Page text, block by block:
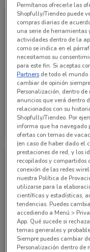
-4
Waldos
Caduca Lunes
Permítanos ofrecerle las
Shopfully/Tiendeo puede
compras diarias de
una serie de herramientas
actividades dentro de la
como se indica en el
necesitamos su
para este fin. Si aceptas
Partners de todo el mundo
cambiar de opinión
Personalización, dentro de
anuncios que verá dentro
relacionados con su
Shopfully/Tiendeo. Por
informa que ha navegado
ofertas con temas de
(en caso de haber dado el
prestaciones de red, y los
recopilados y compartidos
conexión de las redes
nuestra Política de
utilizarse para la
científicas y estadísticas,
tendencias. Puedes
accediendo a Menú >
App. Qué sucede si
temas generales y
Siempre puedes cambiar
Personalización dentro de